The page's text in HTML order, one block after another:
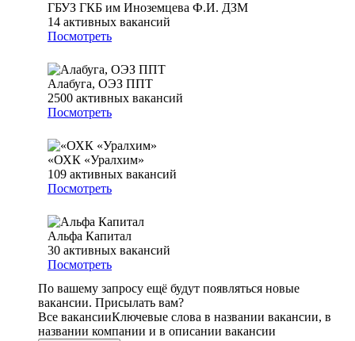
ГБУЗ ГКБ им Иноземцева Ф.И. ДЗМ
14 активных вакансий
Посмотреть
Алабуга, ОЭЗ ППТ
2500 активных вакансий
Посмотреть
«ОХК «Уралхим»
109 активных вакансий
Посмотреть
Альфа Капитал
30 активных вакансий
Посмотреть
По вашему запросу ещё будут появляться новые
вакансии. Присылать вам?
Все вакансииКлючевые слова в названии вакансии, в
названии компании и в описании вакансии